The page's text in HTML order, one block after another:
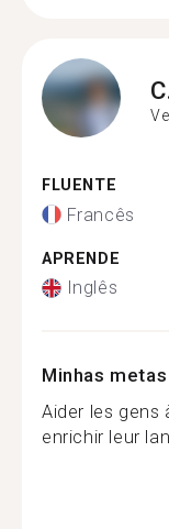
FLUENTE
Francês
APRENDE
Inglês
Minhas
Aider les gens
enrichir leur